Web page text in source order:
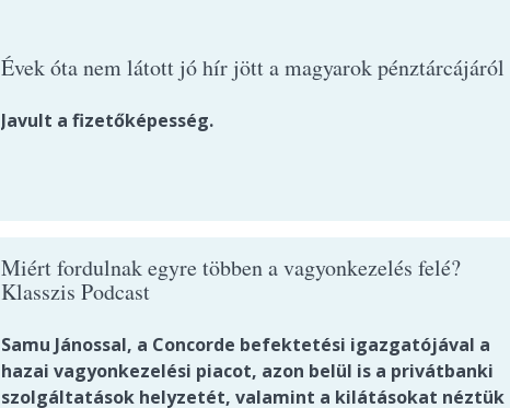
Évek óta nem látott jó hír jött a magyarok pénztárcájáról
Javult a fizetőképesség.
Miért fordulnak egyre többen a vagyonkezelés felé?
Klasszis Podcast
Samu Jánossal, a Concorde befektetési igazgatójával a
hazai vagyonkezelési piacot, azon belül is a privátbanki
szolgáltatások helyzetét, valamint a kilátásokat néztük